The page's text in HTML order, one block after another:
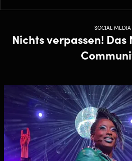
SOCIAL MEDIA
Nichts verpassen! Das